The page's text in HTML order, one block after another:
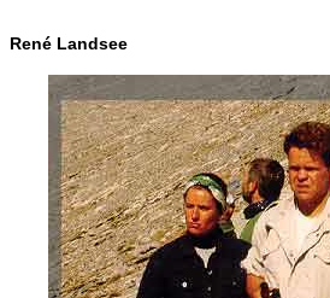
René Landsee